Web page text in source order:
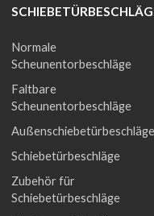
Normale
Scheunentorbeschläge
Faltbare
Scheunentorbeschläge
Außenschiebetürbeschläge
Schiebetürbeschläge
Zubehör für
Schiebetürbeschläge